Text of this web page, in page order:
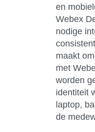
en
Webex
nodige
maakt
met
worden
identiteit
laptop,
de